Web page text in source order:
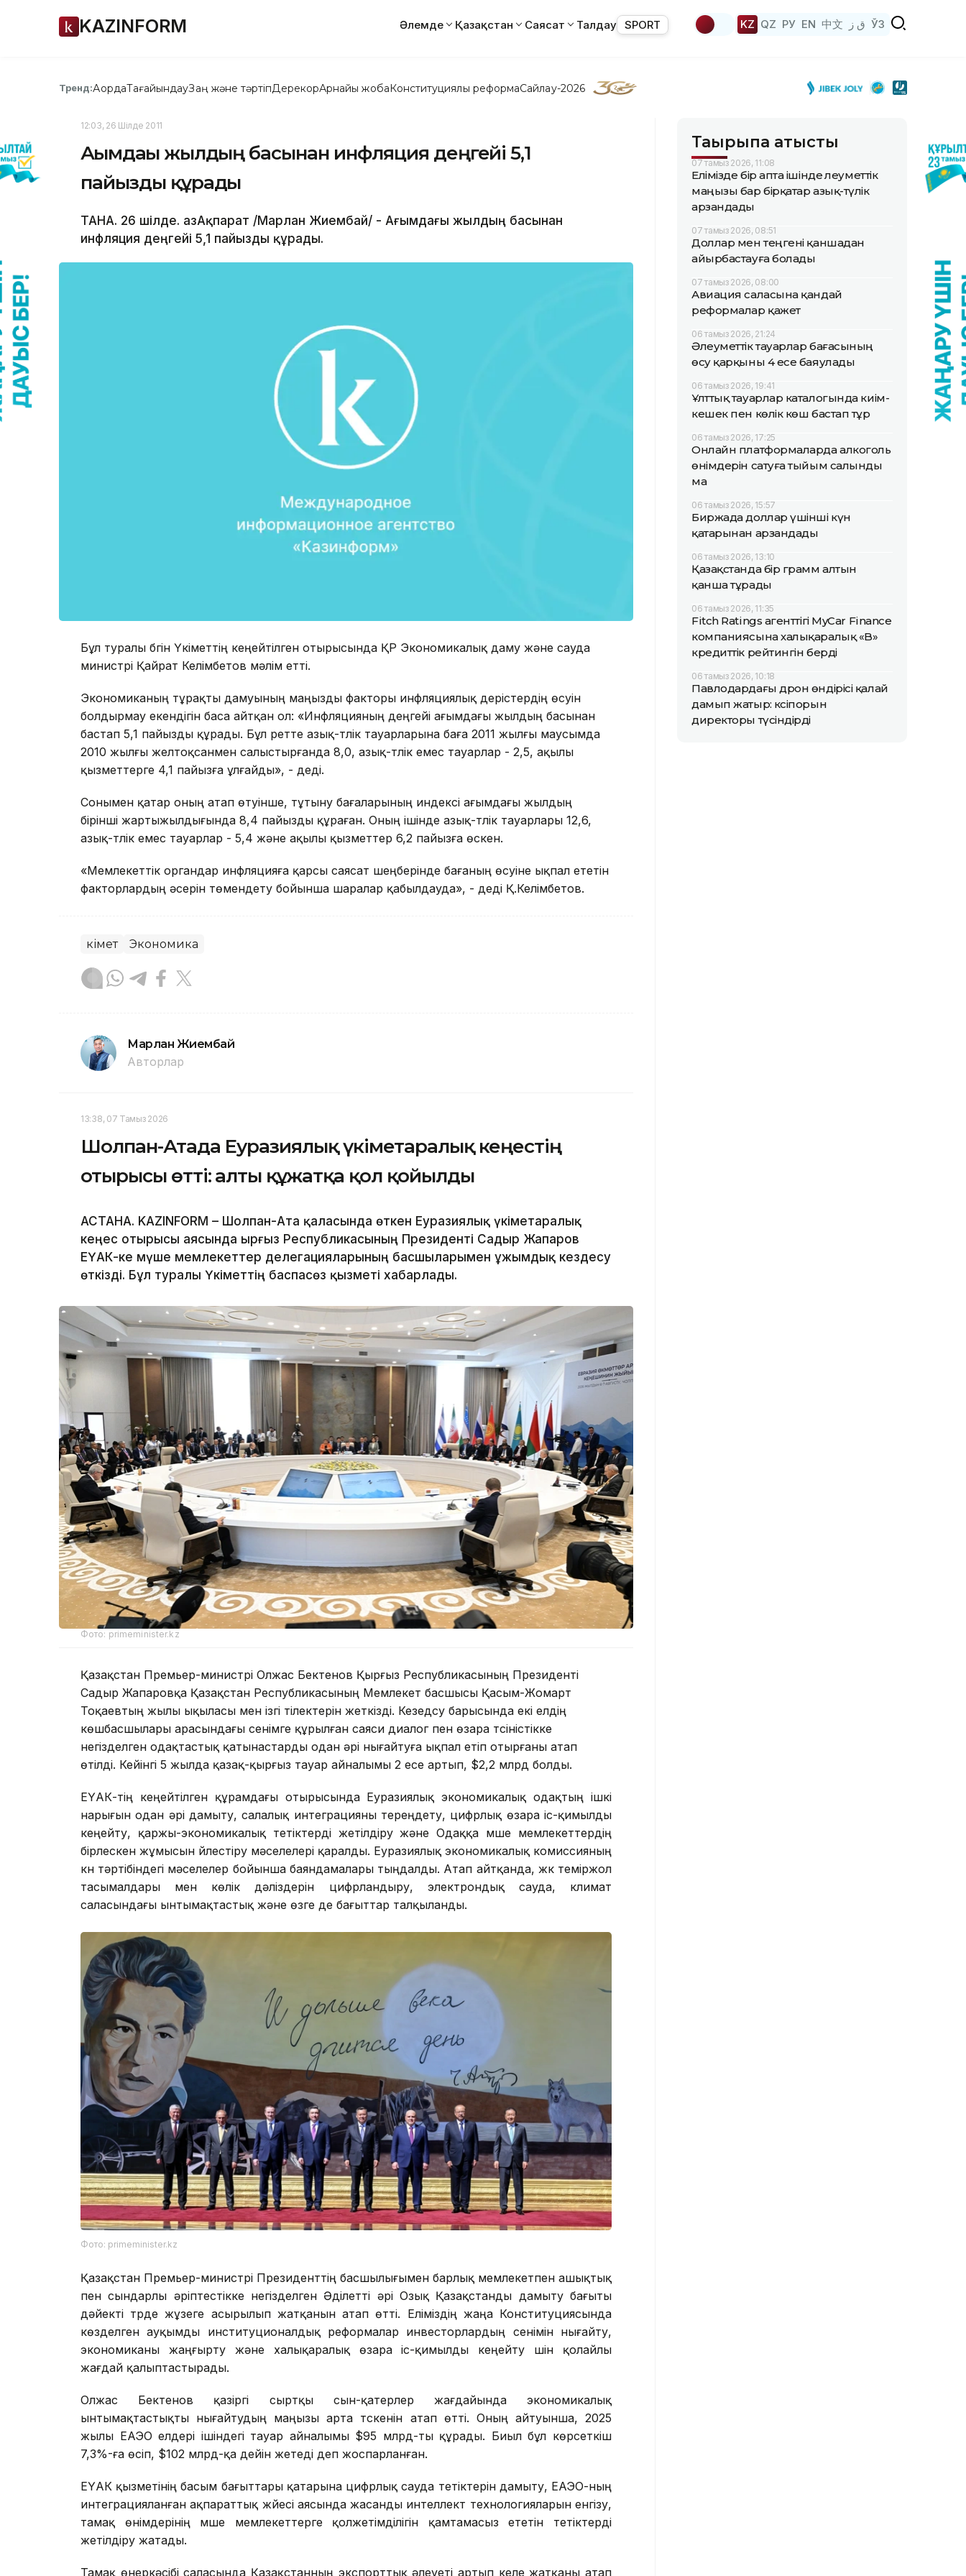
KAZINFORM Әлемде Қазақстан Саясат Талдау SPORT KZ QZ РУ EN 中文 ق ز ЎЗ
Тренд:АқордаТағайындауЗаң және тәртіпДерекқорАрнайы жобаКонституциялық реформаСайлау-2026
12:03, 26 Шілде 2011
Ағымдағы жылдың басынан инфляция деңгейі 5,1
пайызды құрады
ТАНА. 26 шілде. ҚазАқпарат /Марлан Жиембай/ - Ағымдағы жылдың басынан
инфляция деңгейі 5,1 пайызды құрады.
Бұл туралы бүгін Үкіметтің кеңейтілген отырысында ҚР Экономикалық даму және сауда
министрі Қайрат Келімбетов мәлім етті.
Экономиканың тұрақты дамуының маңызды факторы инфляциялық үдерістердің өсуін
болдырмау екендігін баса айтқан ол: «Инфляцияның деңгейі ағымдағы жылдың басынан
бастап 5,1 пайызды құрады. Бұл ретте азық-түлік тауарларына баға 2011 жылғы маусымда
2010 жылғы желтоқсанмен салыстырғанда 8,0, азық-түлік емес тауарлар - 2,5, ақылы
қызметтерге 4,1 пайызға ұлғайды», - деді.
Сонымен қатар оның атап өтуінше, тұтыну бағаларының индексі ағымдағы жылдың
бірінші жартыжылдығында 8,4 пайызды құраған. Оның ішінде азық-түлік тауарлары 12,6,
азық-түлік емес тауарлар - 5,4 және ақылы қызметтер 6,2 пайызға өскен.
«Мемлекеттік органдар инфляцияға қарсы саясат шеңберінде бағаның өсуіне ықпал ететін
факторлардың әсерін төмендету бойынша шаралар қабылдауда», - деді Қ.Келімбетов.
Үкімет Экономика
Марлан Жиембай
Авторлар
13:38, 07 Тамыз 2026
Шолпан-Атада Еуразиялық үкіметаралық кеңестің
отырысы өтті: алты құжатқа қол қойылды
АСТАНА. KAZINFORM – Шолпан-Ата қаласында өткен Еуразиялық үкіметаралық
кеңес отырысы аясында Қырғыз Республикасының Президенті Садыр Жапаров
ЕҮАК-ке мүше мемлекеттер делегацияларының басшыларымен ұжымдық кездесу
өткізді. Бұл туралы Үкіметтің баспасөз қызметі хабарлады.
Фото: primeminister.kz
Қазақстан Премьер-министрі Олжас Бектенов Қырғыз Республикасының Президенті
Садыр Жапаровқа Қазақстан Республикасының Мемлекет басшысы Қасым-Жомарт
Тоқаевтың жылы ықыласы мен ізгі тілектерін жеткізді. Кезедсу барысында екі елдің
көшбасшылары арасындағы сенімге құрылған саяси диалог пен өзара түсіністікке
негізделген одақтастық қатынастарды одан әрі нығайтуға ықпал етіп отырғаны атап
өтілді. Кейінгі 5 жылда қазақ-қырғыз тауар айналымы 2 есе артып, $2,2 млрд болды.
ЕҮАК-тің кеңейтілген құрамдағы отырысында Еуразиялық экономикалық одақтың ішкі
нарығын одан әрі дамыту, салалық интеграцияны тереңдету, цифрлық өзара іс-қимылды
кеңейту, қаржы-экономикалық тетіктерді жетілдіру және Одаққа мүше мемлекеттердің
бірлескен жұмысын үйлестіру мәселелері қаралды. Еуразиялық экономикалық комиссияның
күн тәртібіндегі мәселелер бойынша баяндамалары тыңдалды. Атап айтқанда, жүк теміржол
тасымалдары мен көлік дәліздерін цифрландыру, электрондық сауда, климат
саласындағы ынтымақтастық және өзге де бағыттар талқыланды.
Фото: primeminister.kz
Қазақстан Премьер-министрі Президенттің басшылығымен барлық мемлекетпен ашықтық
пен сындарлы әріптестікке негізделген Әділетті әрі Озық Қазақстанды дамыту бағыты
дәйекті түрде жұзеге асырылып жатқанын атап өтті. Еліміздің жаңа Конституциясында
көзделген ауқымды институционалдық реформалар инвесторлардың сенімін нығайту,
экономиканы жаңғырту және халықаралық өзара іс-қимылды кеңейту үшін қолайлы
жағдай қалыптастырады.
Олжас Бектенов қазіргі сыртқы сын-қатерлер жағдайында экономикалық
ынтымақтастықты нығайтудың маңызы арта түскенін атап өтті. Оның айтуынша, 2025
жылы ЕАЭО елдері ішіндегі тауар айналымы $95 млрд-ты құрады. Биыл бұл көрсеткіш
7,3%-ға өсіп, $102 млрд-қа дейін жетеді деп жоспарланған.
ЕҮАК қызметінің басым бағыттары қатарына цифрлық сауда тетіктерін дамыту, ЕАЭО-ның
интеграцияланған ақпараттық жүйесі аясында жасанды интеллект технологияларын енгізу,
тамақ өнімдерінің мүше мемлекеттерге қолжетімділігін қамтамасыз ететін тетіктерді
жетілдіру жатады.
Тамақ өнеркәсібі саласында Қазақстанның экспорттық әлеуеті артып келе жатқаны атап
Тақырыпқа қатысты
07 тамыз 2026, 11:08
Елімізде бір апта ішінде әлеуметтік
маңызы бар бірқатар азық-түлік
арзандады
07 тамыз 2026, 08:51
Доллар мен теңгені қаншадан
айырбастауға болады
07 тамыз 2026, 08:00
Авиация саласына қандай
реформалар қажет
06 тамыз 2026, 21:24
Әлеуметтік тауарлар бағасының
өсу қарқыны 4 есе баяулады
06 тамыз 2026, 19:41
Ұлттық тауарлар каталогында киім-
кешек пен көлік көш бастап тұр
06 тамыз 2026, 17:25
Онлайн платформаларда алкоголь
өнімдерін сатуға тыйым салынды
ма
06 тамыз 2026, 15:57
Биржада доллар үшінші күн
қатарынан арзандады
06 тамыз 2026, 13:10
Қазақстанда бір грамм алтын
қанша тұрады
06 тамыз 2026, 11:35
Fitch Ratings агенттігі MyCar Finance
компаниясына халықаралық «B»
кредиттік рейтингін берді
06 тамыз 2026, 10:18
Павлодардағы дрон өндірісі қалай
дамып жатыр: кәсіпорын
директоры түсіндірді